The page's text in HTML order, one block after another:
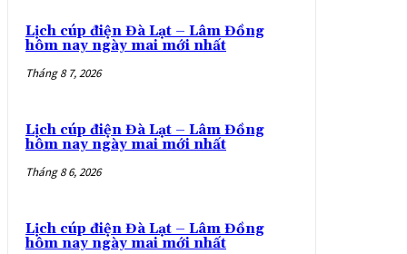
Lịch cúp điện Đà Lạt – Lâm Đồng
hôm nay ngày mai mới nhất
Tháng 8 7, 2026
Lịch cúp điện Đà Lạt – Lâm Đồng
hôm nay ngày mai mới nhất
Tháng 8 6, 2026
Lịch cúp điện Đà Lạt – Lâm Đồng
hôm nay ngày mai mới nhất